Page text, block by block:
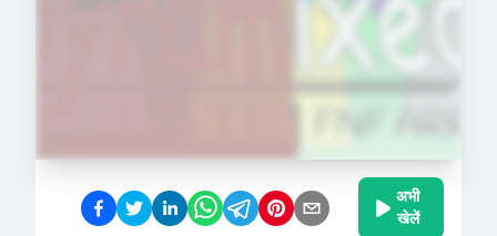
अभी
खेलें